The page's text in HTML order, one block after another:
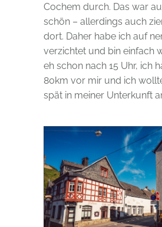
Cochem durch. Das war
schön – allerdings auch
dort. Daher habe ich auf
verzichtet und bin einfach
eh schon nach 15 Uhr, ich
80km vor mir und ich
spät in meiner Unterkunft